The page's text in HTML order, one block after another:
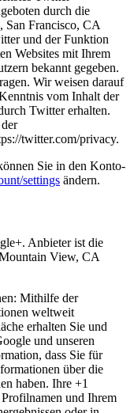
durch die
San Francisco, CA
und der Funktion
Websites mit Ihrem
bekannt gegeben.
Wir weisen darauf
vom Inhalt der
Twitter erhalten.
twitter.com/privacy.
Sie in den Konto-
settings ändern.
Anbieter ist die
View, CA
Mithilfe der
weltweit
erhalten Sie und
und unseren
dass Sie für
über die
haben. Ihre +1
und Ihrem